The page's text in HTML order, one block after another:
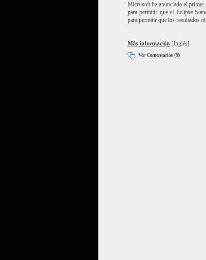
Microsoft ha anunciado el primer
para permitir que el Eclipse
para permitir que los resultados
Más información[Inglés]
Ver Comentarios (9)